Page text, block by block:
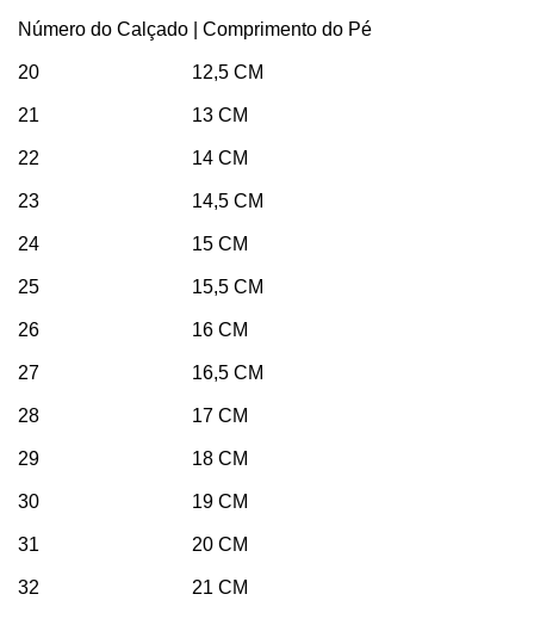
Número do Calçado | Comprimento do Pé
20 12,5 CM
21 13 CM
22 14 CM
23 14,5 CM
24 15 CM
25 15,5 CM
26 16 CM
27 16,5 CM
28 17 CM
29 18 CM
30 19 CM
31 20 CM
32 21 CM